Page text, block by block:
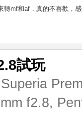
轉mf和af，真的不喜歡，
試玩
f2.8,